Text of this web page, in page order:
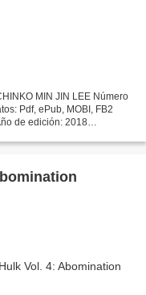
MIN JIN LEE Número
Pdf, ePub, MOBI, FB2
de edición: 2018